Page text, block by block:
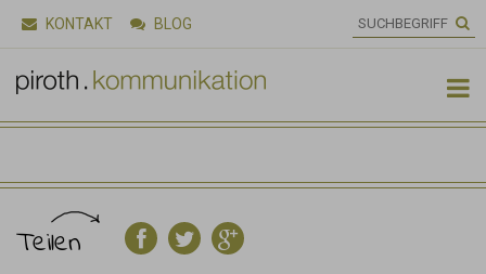
KONTAKT BLOG 
Teilen